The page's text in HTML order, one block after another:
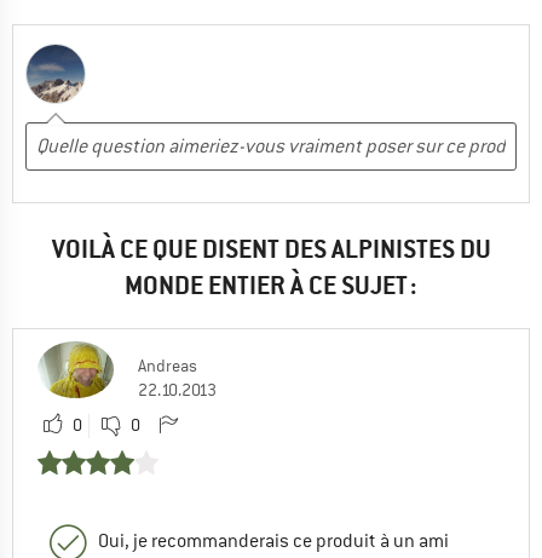
VOILÀ CE QUE DISENT DES ALPINISTES DU
MONDE ENTIER À CE SUJET :
Andreas
22.10.2013
0
0
Oui, je recommanderais ce produit à un ami